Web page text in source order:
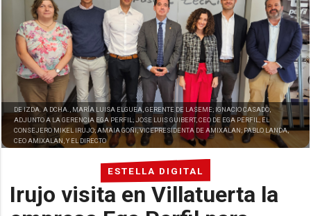
ESTELLA DIGITAL
Irujo visita en Villatuerta la
DE IZDA. A DCHA., MARÍA LUISA ELGUEA, GERENTE DE LASEME; IGNACIO CASADO,
ADJUNTO A LA GERENCIA EGA PERFIL; JOSE LUIS GUIBERT, CEO DE EGA PERFIL; EL
CONSEJERO MIKEL IRUJO; AMAIA GOÑI, VICEPRESIDENTA DE AMIXALAN; PABLO LANDA,
CEO AMIXALAN, Y EL DIRECTO